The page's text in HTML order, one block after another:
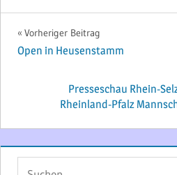
Beitragsnavigation
Vorheriger Beitrag
Open in Heusenstamm
Presseschau Rhein-
Rheinland-Pfalz